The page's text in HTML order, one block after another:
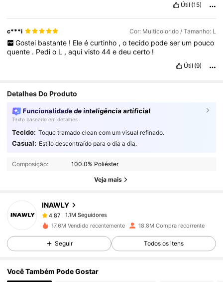
Útil (15)
c***i Cor: Multicolorido / Tamanho: L
Gostei bastante ! Ele é curtinho , o tecido pode ser um pouco
quente . Pedio L ,aquivisto44edeucerto !
Útil (9)
Detalhes Do Produto
Funcionalidade de inteligência artificial
Texto baseado em detalhes
Tecido: Toque tramado clean com um visual refinado.
Casual: Estilo descontraído para o dia a dia.
Composição: 100.0% Poliéster
Veja mais
INAWLY
4,87 1.1M Seguidores
4,87
1.1M Seguidores
g***apago1 dia atrás
4,87 1.1M Seguidores
4,87 1.1M Seguidores
17.6M Vendido recentemente 18.8M Compra recorrente
Seguir Todos os itens
Você Também Pode Gostar